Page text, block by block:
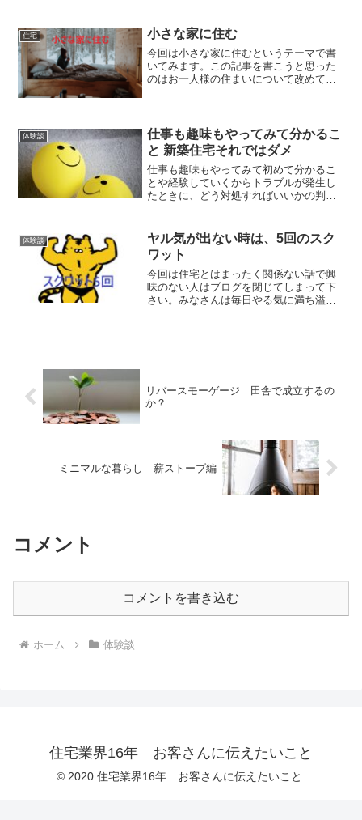
住宅 小さな家に住む
今回は小さな家に住むというテーマで書
いてみます。この記事を書こうと思った
のはお一人様の住まいについて改めて考
せん、ほとんどというか今...
体験談
仕事も趣味もやってみて分かるこ
と 新築住宅それではダメ
仕事も趣味もやってみて初めて分かるこ
とや経験していくからトラブルが発生し
たときに、どう対処すればいいかの判断
になりがちなので予行練習のために早く
から情報集めをした方がよいと思いま
す。
体験談
ヤル気が出ない時は、5回のスク
ワット
今回は住宅とはまったく関係ない話で興
味のない人はブログを閉じてしまって下
さい。みなさんは毎日やる気に満ち溢れ
リバースモーゲージ 田舎で成立するの
か？
ミニマルな暮らし 薪ストーブ編
コメント
コメントを書き込む
ホーム 体験談
住宅業界16年 お客さんに伝えたいこと
© 2020 住宅業界16年 お客さんに伝えたいこと.